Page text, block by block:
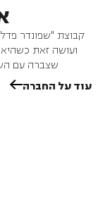
קבוצת "שפונדר
ועושה זאת כשהיא
שצברה עם
עוד על החברה